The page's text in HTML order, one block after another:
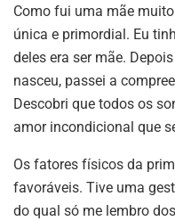
Como fui uma mãe
única e primordial. Eu
deles era ser mãe.
nasceu, passei a
Descobri que todos os
amor incondicional que
Os fatores físicos da
favoráveis. Tive uma
do qual só me lembro